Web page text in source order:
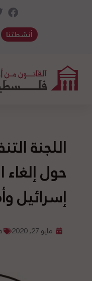
أنشطتنا
اللجنة
حول إلغاء
إسرائيل
مايو 27, 2020